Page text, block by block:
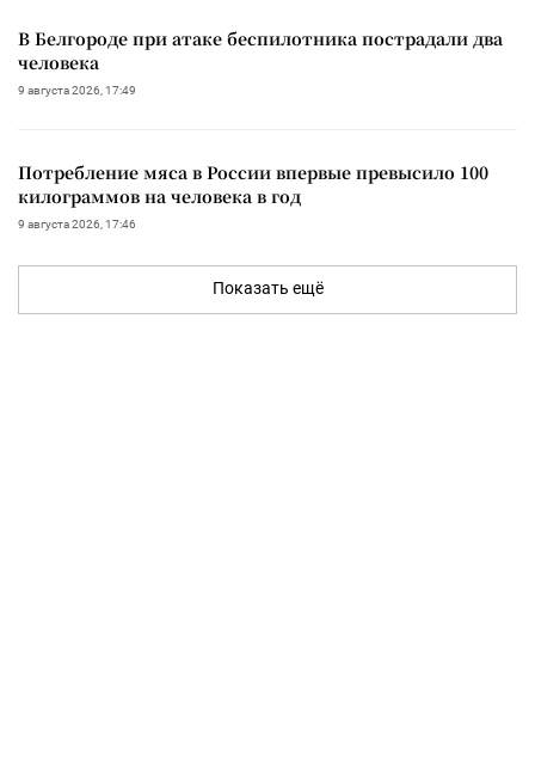
В Белгороде при атаке беспилотника пострадали два
человека
9 августа 2026, 17:49
Потребление мяса в России впервые превысило 100
килограммов на человека в год
9 августа 2026, 17:46
Показать ещё